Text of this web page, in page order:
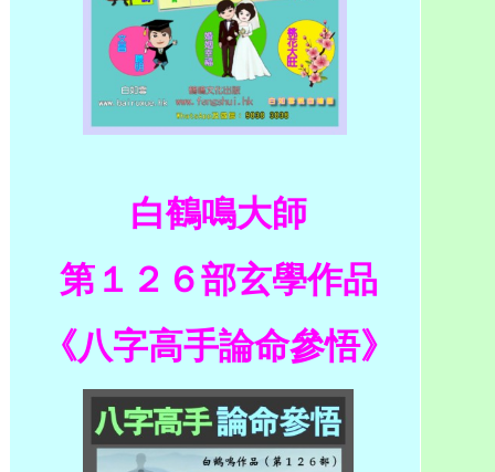
白鶴鳴大師
第１２６部玄學作品
《八字高手論命參悟》